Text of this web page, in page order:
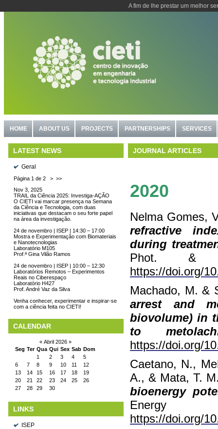
A fim de lhe prestar um melhor
HOME ABOUT US PROJECTS PARTNERSHIPS SERVICES
LATEST NEWS
Geral
Página 1 de 2 > >>
Nov 3, 2025
TRAIL da Ciência 2025: Investiga-AÇÃO
O CIETI vai marcar presença na Semana
da Ciência e Tecnologia, com duas
iniciativas que destacam o seu forte papel
na área da investigação.
24 de novembro | ISEP | 14:30 – 17:00
Mostra e Experimentação com Biomateriais
e Nanotecnologias
Laboratório M105
Prof.ª Gina Vilão Ramos
24 de novembro | ISEP | 10:00 – 12:30
Laboratórios Remotos – Experimentos
Reais no Ciberespaço
Laboratório H427
Prof. André Vaz da Silva
Venha conhecer, experimentar e inspirar-se
com a ciência feita no CIETI!
CALENDAR
«Abril 2026 »
Seg Ter Qua Qui Sex Sab Dom
1
2 3 4
5
6
7 8 9 10 11
12
13
14 15 16 17 18
19
20
21 22 23 24 25
26
27
28 29 30
LINKS
ISEP
JOURNAL ARTICLES
2020
Nelma Gomes,
refractive
during
Phot. &
https://doi.org/
Machado, M. &
arrest and
biovolume) in
to
https://doi.org/
Caetano, N.,
A., & Mata, T.
bioenergy
Energy
https://doi.org/